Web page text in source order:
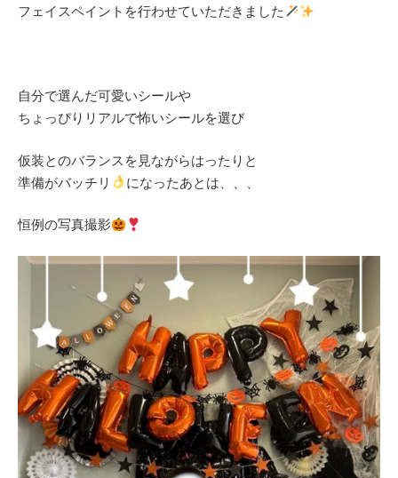
フェイスペイントを行わせていただきました
自分で選んだ可愛いシールや
ちょっぴりリアルで怖いシールを選び
仮装とのバランスを見ながらはったりと
準備がバッチリ
になったあとは、、、
恒例の写真撮影